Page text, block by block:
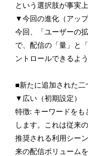
という選択肢が事実
▼今回の進化（アップ
今回、「ユーザーの
で、配信の「量」と
ントロールできるよ
■新たに追加された
▼広い（初期設定）
特徴: キーワードをも
します。これは従来
推奨される利用シー
来の配信ボリューム